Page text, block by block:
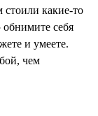
стоили какие-то
себя
и умеете.
чем